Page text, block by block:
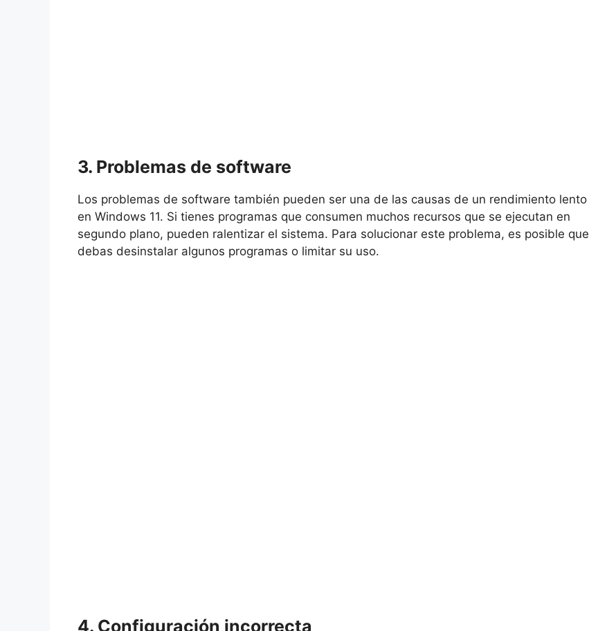
3. Problemas de software
Los problemas de software también pueden ser una de las causas de un rendimiento lento
en Windows 11. Si tienes programas que consumen muchos recursos que se ejecutan en
segundo plano, pueden ralentizar el sistema. Para solucionar este problema, es posible que
debas desinstalar algunos programas o limitar su uso.
4. Configuración incorrecta